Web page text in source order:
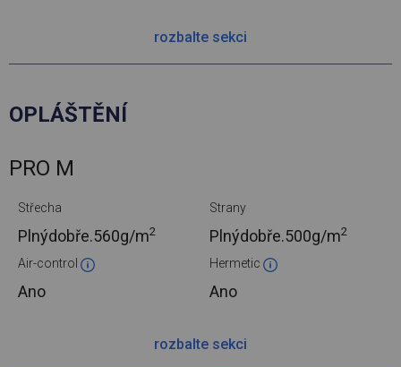
rozbalte sekci
OPLÁŠTĚNÍ
PRO M
Střecha
Plnýdobře.560g/m2
Strany
Plnýdobře.500g/m2
Air-control
Ano
Hermetic
Ano
rozbalte sekci